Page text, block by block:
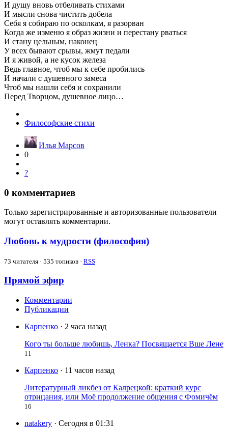
И душу вновь отбеливать стихами
И мысли снова чистить добела
Себя я собираю по осколкам, я разорван
Когда же изменю я образ жизни и перестану рваться
И стану цельным, наконец
У всех бывают срывы, жмут педали
И я живой, а не кусок железа
Ведь главное, чтоб мы к себе пробились
И начали с душевного замеса
Чтоб мы нашли себя и сохранили
Перед Творцом, душевное лицо…
Философские стихи
Илья Марсов
0
?
0 комментариев
Только зарегистрированные и авторизованные пользователи
могут оставлять комментарии.
Любовь к мудрости (философия)
73 читателя · 535 топиков · RSS
Прямой эфир
Комментарии
Публикации
Карпенко · 2 часа назад
Кого ты больше любишь, Ленка? Посвящается Вше Лене
11
Карпенко · 11 часов назад
Литературный ликбез от Калрецкой: краткий курс
отрицания, или Моё продолжение общения с Фомичём
16
natakery · Сегодня в 01:31